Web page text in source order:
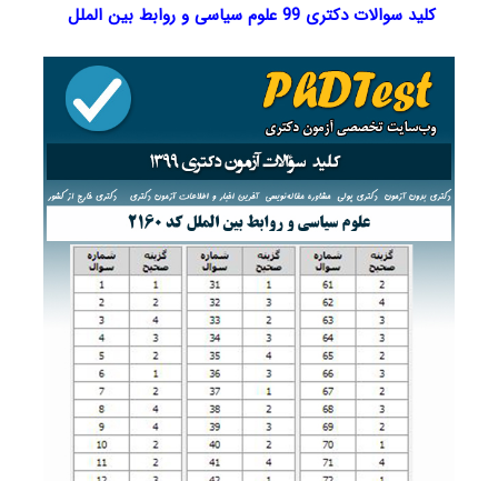
کلید سوالات دکتری 99 علوم سیاسی و روابط بین ‌الملل